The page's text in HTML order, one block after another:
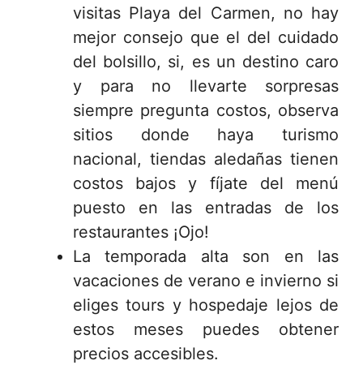
visitas Playa del Carmen, no hay
mejor consejo que el del cuidado
del bolsillo, si, es un destino caro
y para no llevarte sorpresas
siempre pregunta costos, observa
sitios donde haya turismo
nacional, tiendas aledañas tienen
costos bajos y fíjate del menú
puesto en las entradas de los
restaurantes ¡Ojo!
La temporada alta son en las
vacaciones de verano e invierno si
eliges tours y hospedaje lejos de
estos meses puedes obtener
precios accesibles.